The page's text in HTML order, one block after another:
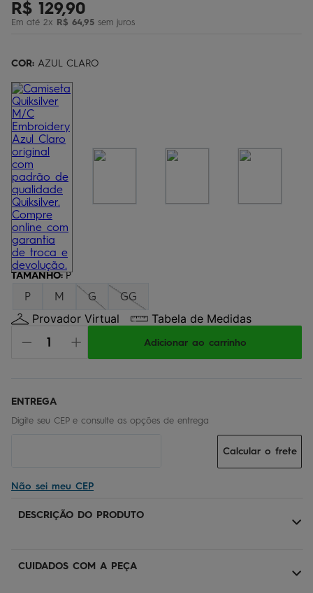
R$ 129,90
Em até 2x R$ 64,95 sem juros
COR: AZUL CLARO
TAMANHO: P
P M G GG
Provador Virtual Tabela de Medidas
Adicionar ao carrinho
Não sei meu CEP
Calcular o frete
DESCRIÇÃO DO PRODUTO
CUIDADOS COM A PEÇA
º bermuda
7º jaqueta
8º boardshort
9
10º calça